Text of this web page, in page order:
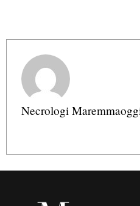
Necrologi